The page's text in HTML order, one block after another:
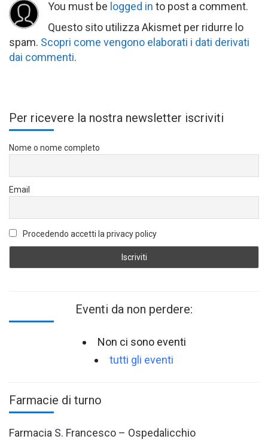
You must be logged in to post a comment.
Questo sito utilizza Akismet per ridurre lo
spam. Scopri come vengono elaborati i dati derivati
dai commenti.
Per ricevere la nostra newsletter iscriviti
Nome o nome completo
Email
Procedendo accetti la privacy policy
Eventi da non perdere:
Non ci sono eventi
tutti gli eventi
Farmacie di turno
Farmacia S. Francesco – Ospedalicchio